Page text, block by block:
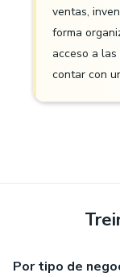
ventas,
forma
acceso a
contar con
Por tipo de